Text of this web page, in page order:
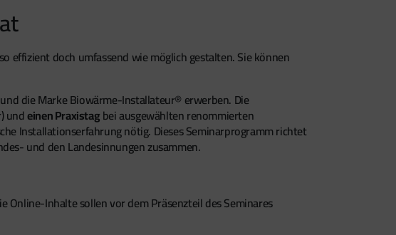
doch umfassend wie möglich gestalten. Sie können
die Marke Biowärme-Installateur® erwerben. Die
undeinen Praxistagbei ausgewählten renommierten
Installationserfahrung nötig. Dieses Seminarprogramm richtet
und den Landesinnungen zusammen.
Inhalte sollen vor dem Präsenzteil des Seminares